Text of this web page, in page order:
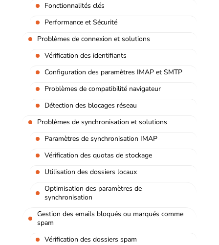
Fonctionnalités clés
Performance et Sécurité
Problèmes de connexion et solutions
Vérification des identifiants
Configuration des paramètres IMAP et SMTP
Problèmes de compatibilité navigateur
Détection des blocages réseau
Problèmes de synchronisation et solutions
Paramètres de synchronisation IMAP
Vérification des quotas de stockage
Utilisation des dossiers locaux
Optimisation des paramètres de
synchronisation
Gestion des emails bloqués ou marqués comme
spam
Vérification des dossiers spam